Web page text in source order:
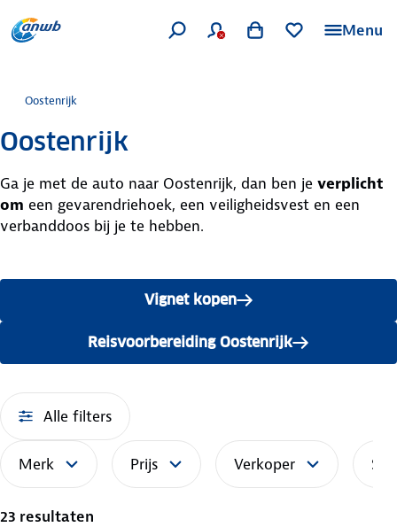
Menu
Oostenrijk
Oostenrijk
Ga je met de auto naar Oostenrijk, dan ben je verplicht
om een gevarendriehoek, een veiligheidsvest en een
verbanddoos bij je te hebben.
Vignet kopen
Reisvoorbereiding Oostenrijk
Alle filters
Merk Prijs Verkoper
23 resultaten